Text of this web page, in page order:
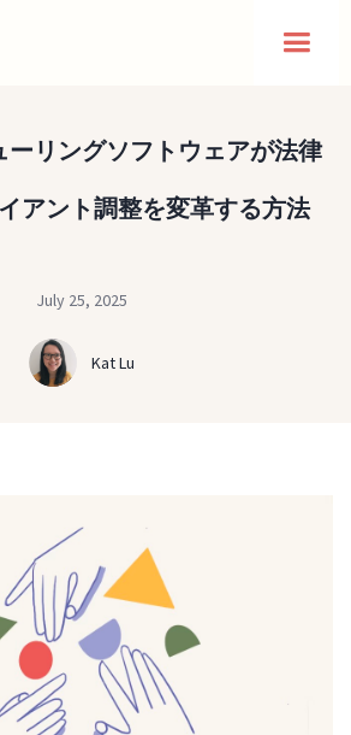
ーリングソフトウェアが法律
アント調整を変革する方法
July 25, 2025
Kat Lu